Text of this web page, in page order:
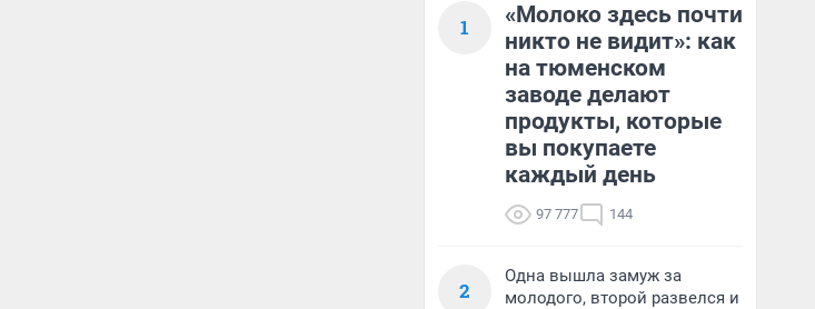
1
«Молоко здесь почти
никто не видит»: как
на тюменском
заводе делают
продукты, которые
вы покупаете
каждый день
97 777 144
2
Одна вышла замуж за
молодого, второй развелся и